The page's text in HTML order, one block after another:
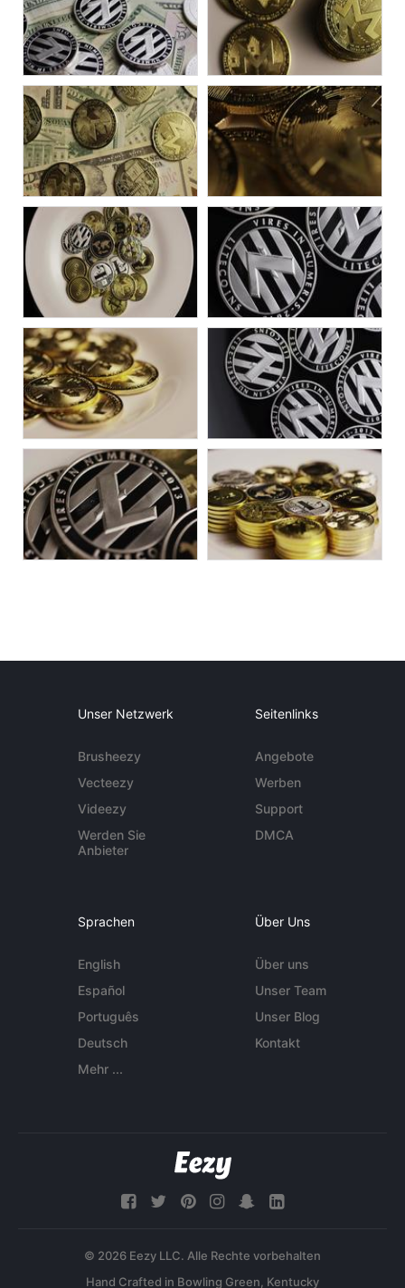
Unser Netzwerk
Brusheezy
Vecteezy
Videezy
Werden Sie
Anbieter
Seitenlinks
Angebote
Werben
Support
DMCA
Sprachen
English
Español
Português
Deutsch
Mehr ...
Über Uns
Über uns
Unser Team
Unser Blog
Kontakt
© 2026 Eezy LLC. Alle Rechte vorbehalten